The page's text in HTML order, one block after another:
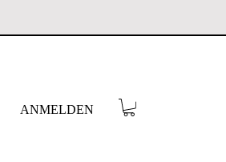
ANMELDEN